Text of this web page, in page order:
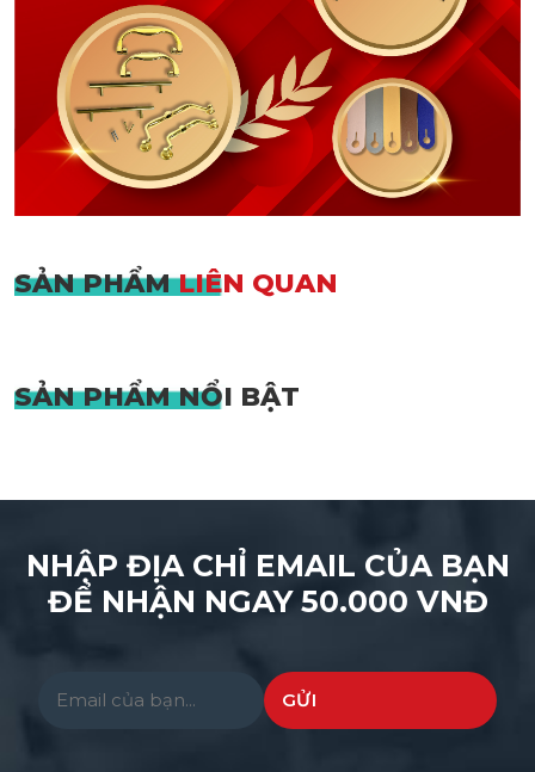
SẢN PHẨMLIÊN QUAN
SẢN PHẨMNỔI BẬT
NHẬP ĐỊA CHỈ EMAIL CỦA BẠN
ĐỂ NHẬN NGAY 50.000 VNĐ
Please leave this field empty.